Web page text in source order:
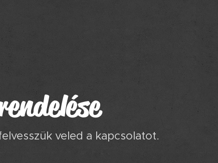
veled a kapcsolatot.